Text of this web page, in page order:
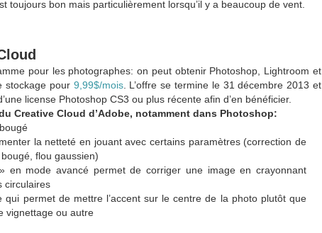
toujours bon mais particulièrement lorsqu’il y a beaucoup de vent.
pour les photographes: on peut obtenir Photoshop, Lightroom et
stockage pour 9,99$/mois. L’offre se termine le 31 décembre 2013 et
license Photoshop CS3 ou plus récente afin d’en bénéficier.
Creative Cloud d’Adobe, notamment dans Photoshop:
la netteté en jouant avec certains paramètres (correction de
flou gaussien)
en mode avancé permet de corriger une image en crayonnant
circulaires
qui permet de mettre l’accent sur le centre de la photo plutôt que
vignettage ou autre